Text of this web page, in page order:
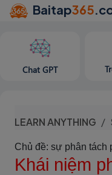
Baitap365
Chat GPT
LEARN ANYTHING
Chủ đề: sự phân tách
Khái niệm